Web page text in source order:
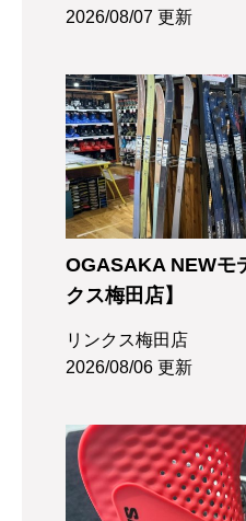
2026/08/07 更新
OGASAKA NEWモ
クス梅田店】
リンクス梅田店
2026/08/06 更新